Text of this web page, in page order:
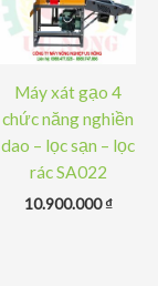
Máy xát gạo 4
chức năng nghiền
dao – lọc sạn – lọc
rác SA022
10.900.000₫